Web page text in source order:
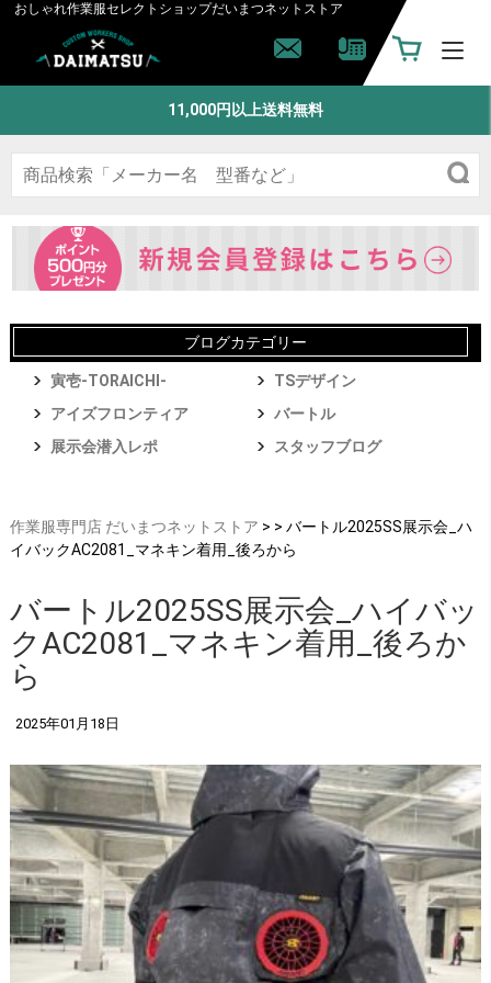
おしゃれ作業服セレクトショップだいまつネットストア
11,000円以上送料無料
ブログカテゴリー
寅壱-TORAICHI-
TSデザイン
アイズフロンティア
バートル
展示会潜入レポ
スタッフブログ
作業服専門店 だいまつネットストア > > バートル2025SS展示会_ハ
イバックAC2081_マネキン着用_後ろから
バートル2025SS展示会_ハイバッ
クAC2081_マネキン着用_後ろか
ら
2025年01月18日